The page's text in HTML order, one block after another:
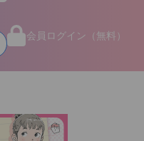
会員ログイン（無料）